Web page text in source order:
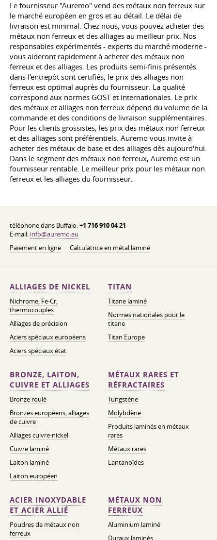
Le fournisseur "Auremo" vend des métaux non ferreux sur
le marché européen en gros et au détail. Le délai de
livraison est minimal. Chez nous, vous pouvez acheter des
métaux non ferreux et des alliages au meilleur prix. Nos
responsables expérimentés - experts du marché moderne -
vous aideront rapidement à acheter des métaux non
ferreux et des alliages. Les produits semi-finis présentés
dans l'entrepôt sont certifiés, le prix des alliages non
ferreux est optimal auprès du fournisseur. La qualité
correspond aux normes GOST et internationales. Le prix
des métaux et alliages non ferreux dépend du volume de la
commande et des conditions de livraison supplémentaires.
Pour les clients grossistes, les prix des métaux non ferreux
et des alliages sont préférentiels. Auremo vous invite à
acheter des métaux de base et des alliages dès aujourd'hui.
Dans le segment des métaux non ferreux, Auremo est un
fournisseur rentable. Le meilleur prix pour les métaux non
ferreux et les alliages du fournisseur.
téléphone dans Buffalo:+1 716 910 04 21
E-mail: info@auremo.eu
Paiement en ligne
Calculatrice en métal laminé
ALLIAGES DE NICKEL
Nichrome, Fe-Cr,
thermocouples
Alliages de précision
Aciers spéciaux européens
Aciers spéciaux état
TITAN
Titane laminé
Normes nationales pour le
titane
Titan Europe
BRONZE, LAITON,
CUIVRE ET ALLIAGES
Bronze roulé
Bronzes européens, alliages
de cuivre
Alliages cuivre-nickel
Cuivre laminé
Laiton laminé
Laiton européen
MÉTAUX RARES ET
RÉFRACTAIRES
Tungstène
Molybdène
Produits laminés en métaux
rares
Métaux rares
Lantanoïdes
ACIER INOXYDABLE
ET ACIER ALLIÉ
Poudres de métaux non
ferreux
MÉTAUX NON
FERREUX
Aluminium laminé
Duraux laminés